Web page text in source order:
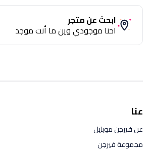
ابحث عن متجر
احنا موجودي وين ما أنت موجد
عنا
عن فيرجن موبايل
مجموعة فيرجن